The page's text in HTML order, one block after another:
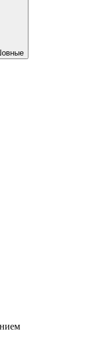
Моющиеся, Самоклеящиеся, Шовные